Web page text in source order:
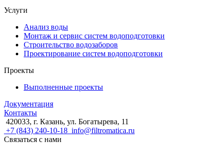
Услуги
Анализ воды
Монтаж и сервис систем водоподготовки
Строительство водозаборов
Проектирование систем водоподготовки
Проекты
Выполненные проекты
Документация
Контакты
420033, г. Казань, ул. Богатырева, 11
+7 (843) 240-10-18 info@filtromatica.ru
Связаться с нами